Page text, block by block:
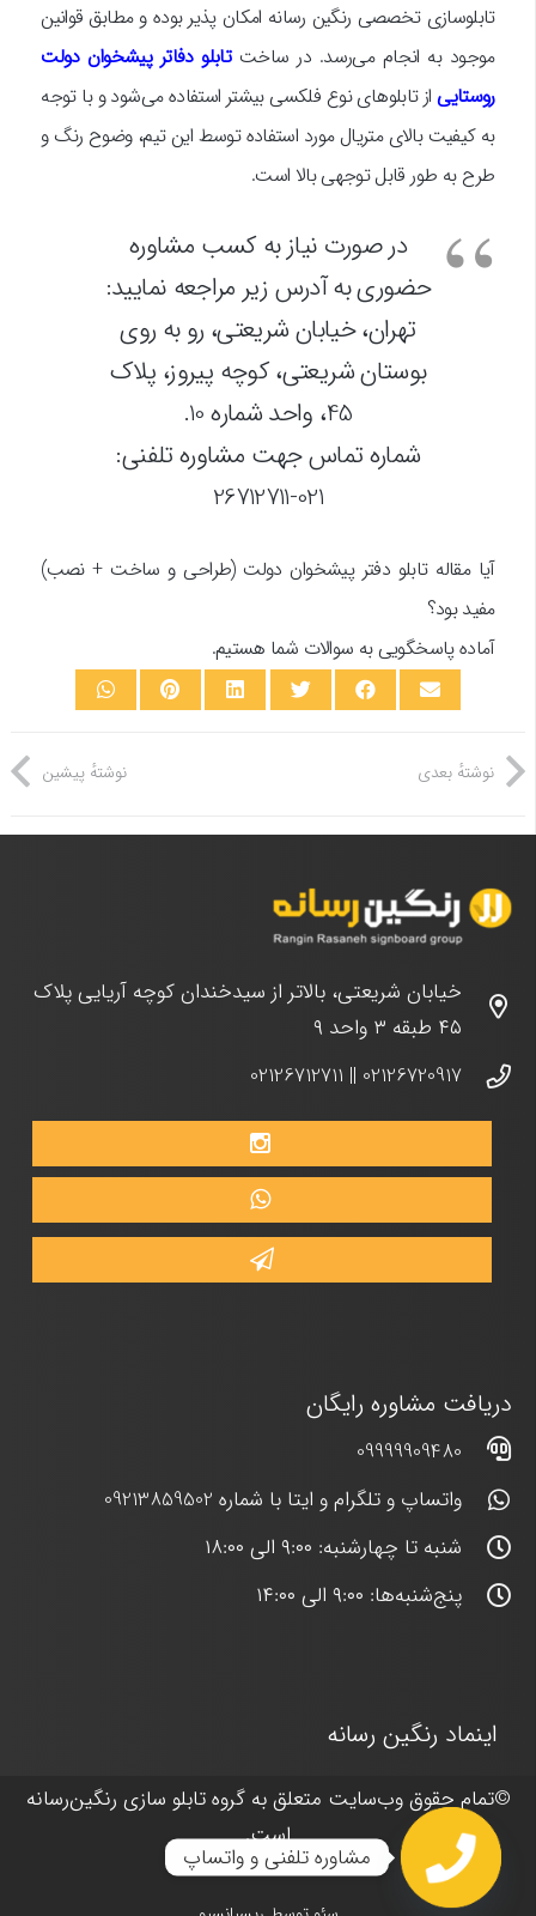
تابلوسازی تخصصی رنگین رسانه امکان پذیر بوده و مطابق قوانین
موجود به انجام می‌رسد. در ساختتابلو دفاتر پیشخوان دولت
روستاییاز تابلوهای نوع فلکسی بیشتر استفاده می‌شود و با توجه
به کیفیت بالای متریال مورد استفاده توسط این تیم، وضوح رنگ و
طرح به طور قابل توجهی بالا است.
در صورت نیاز به کسب مشاوره
حضوری به آدرس زیر مراجعه نمایید:
تهران، خیابان شریعتی، رو به روی
بوستان شریعتی، کوچه پیروز، پلاک
45، واحد شماره 10.
شماره تماس جهت مشاوره تلفنی:
021-26712711
آیا مقاله تابلو دفتر پیشخوان دولت (طراحی و ساخت + نصب)
مفید بود؟
آماده پاسخگویی به سوالات شما هستیم.
نوشتهٔ پیشین نوشتهٔ بعدی
خیابان شریعتی، بالاتر از سیدخندان کوچه آریایی پلاک
۴۵ طبقه ۳ واحد ۹
02126720917
||
02126712711
دریافت مشاوره رایگان
09999909480
واتساپ و تلگرام و ایتا با شماره 09213859502
شنبه تا چهارشنبه: ۹:۰۰ الی ۱۸:۰۰
پنج‌شنبه‌ها: ۹:۰۰ الی ۱۴:۰۰
اینماد رنگین رسانه
©تمام حقوق وب‌سایت متعلق به گروهتابلو سازی رنگین‌رسانه
است.
مشاوره تلفنی و واتساپ